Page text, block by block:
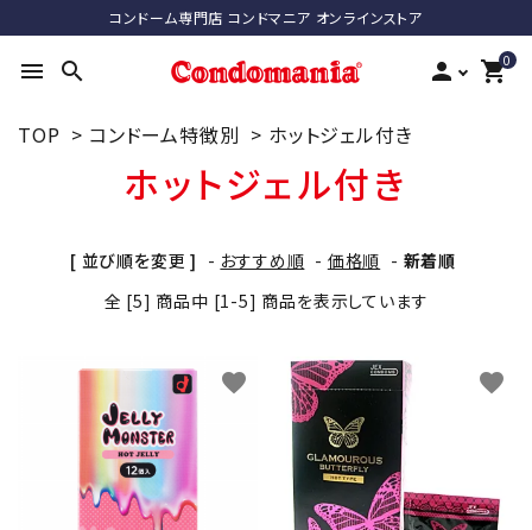
コンドーム専門店 コンドマニア オンラインストア
menu search person 0
shopping_cart
ようこそ ゲスト 様
最近チェックした商品
コンドーム
TOP > コンドーム特徴別 > ホットジェル付き
ホットジェル付き
[ 並び順を変更 ] - おすすめ順 - 価格順 - 新着順
全 [5] 商品中 [1-5] 商品を表示しています
favorite favorite